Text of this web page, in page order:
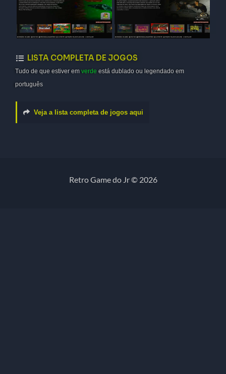
LISTA COMPLETA DE JOGOS
Tudo de que estiver em verde está dublado ou legendado em
português
Veja a lista completa de jogos aqui
Retro Game do Jr © 2026